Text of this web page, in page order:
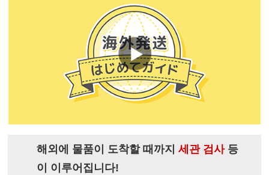
해외에 물품이 도착할 때까지세관 검사등
이 이루어집니다!